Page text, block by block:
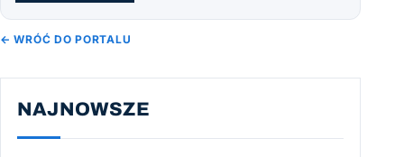
← WRÓĆ DO PORTALU
NAJNOWSZE